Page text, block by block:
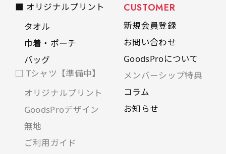
■ オリジナルプリント
タオル
巾着・ポーチ
バッグ
□ Tシャツ【準備中】
オリジナルプリント
GoodsProデザイン
無地
ご利用ガイド
CUSTOMER
新規会員登録
お問い合わせ
GoodsProについて
メンバーシップ特典
コラム
お知らせ